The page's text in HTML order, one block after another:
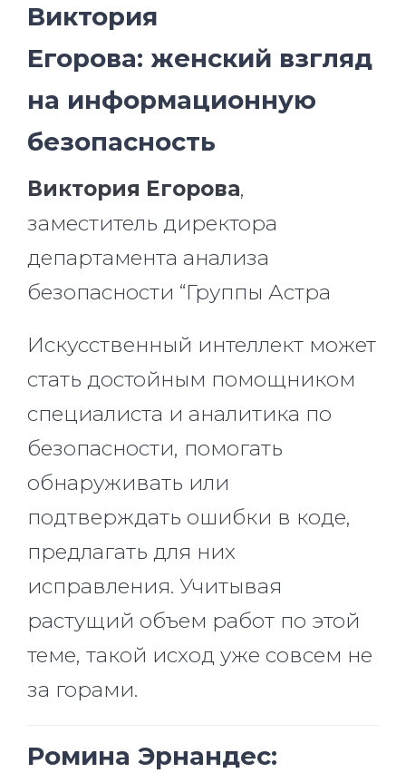
Виктория
Егорова: женский взгляд
на информационную
безопасность
Виктория Егорова,
заместитель директора
департамента анализа
безопасности “Группы Астра
Искусственный интеллект может
стать достойным помощником
специалиста и аналитика по
безопасности, помогать
обнаруживать или
подтверждать ошибки в коде,
предлагать для них
исправления. Учитывая
растущий объем работ по этой
теме, такой исход уже совсем не
за горами.
Ромина Эрнандес: